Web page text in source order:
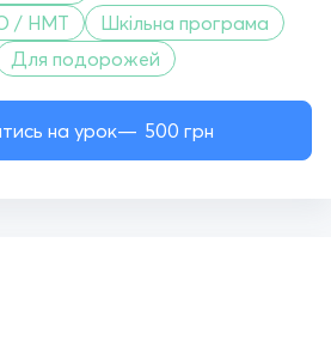
на урок 500 грн
/ НМТ
Шкільна програма
Для подорожей